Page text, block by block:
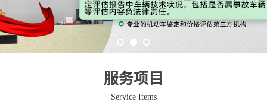
服务项目
Service Items